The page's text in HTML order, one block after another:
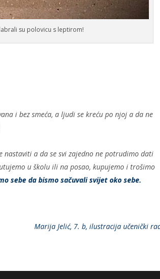
su polovicu s leptirom!
i bez smeća, a ljudi se kreću po njoj a da ne
a da se svi zajedno ne potrudimo dati
u školu ili na posao, kupujemo i trošimo
sebe da bismo sačuvali svijet oko sebe.
Marija Jelić, 7. b, ilustracija učenički